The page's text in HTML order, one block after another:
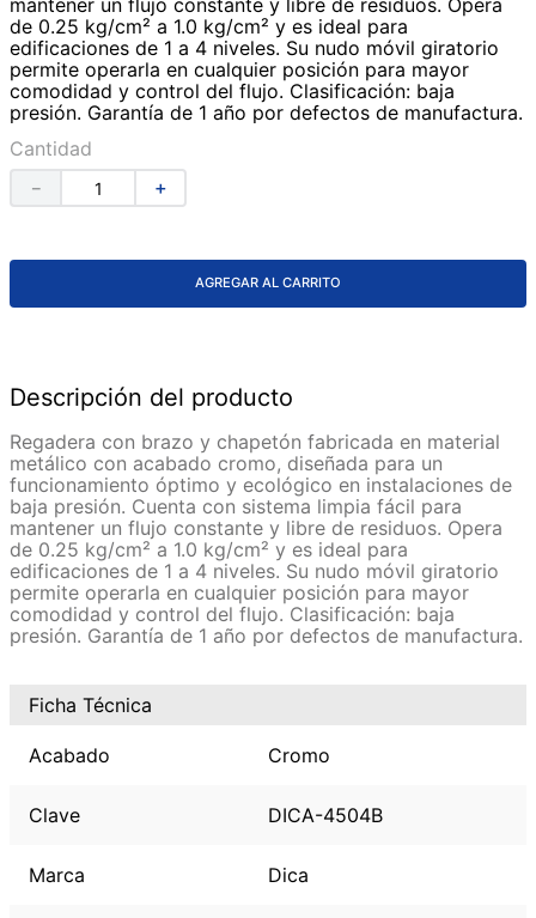
mantener un flujo constante y libre de residuos. Opera
de 0.25 kg/cm² a 1.0 kg/cm² y es ideal para
edificaciones de 1 a 4 niveles. Su nudo móvil giratorio
permite operarla en cualquier posición para mayor
comodidad y control del flujo. Clasificación: baja
presión. Garantía de 1 año por defectos de manufactura.
Cantidad
＋
－
AGREGAR AL CARRITO
Descripción del producto
Regadera con brazo y chapetón fabricada en material
metálico con acabado cromo, diseñada para un
funcionamiento óptimo y ecológico en instalaciones de
baja presión. Cuenta con sistema limpia fácil para
mantener un flujo constante y libre de residuos. Opera
de 0.25 kg/cm² a 1.0 kg/cm² y es ideal para
edificaciones de 1 a 4 niveles. Su nudo móvil giratorio
permite operarla en cualquier posición para mayor
comodidad y control del flujo. Clasificación: baja
presión. Garantía de 1 año por defectos de manufactura.
Ficha Técnica
Acabado Cromo
Clave DICA-4504B
Marca Dica